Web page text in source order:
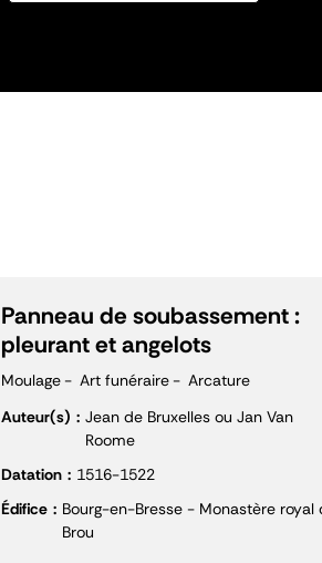
Panneau de soubassement :
pleurant et angelots
Moulage Art funéraire
Arcature
Auteur(s)
Jean de Bruxelles ou Jan Van
Roome
Datation
1516-1522
Édifice
Bourg-en-Bresse - Monastère royal
Brou